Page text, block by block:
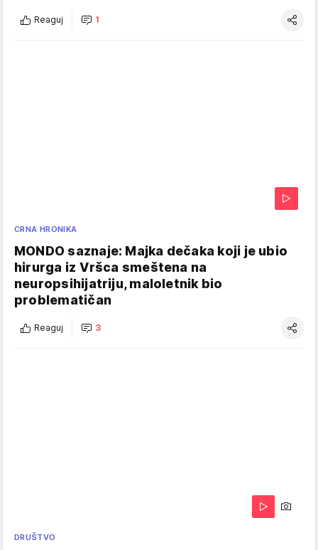
Reaguj 1
CRNA HRONIKA
MONDO saznaje: Majka dečaka koji je ubio
hirurga iz Vršca smeštena na
neuropsihijatriju, maloletnik bio
problematičan
Reaguj 3
DRUŠTVO